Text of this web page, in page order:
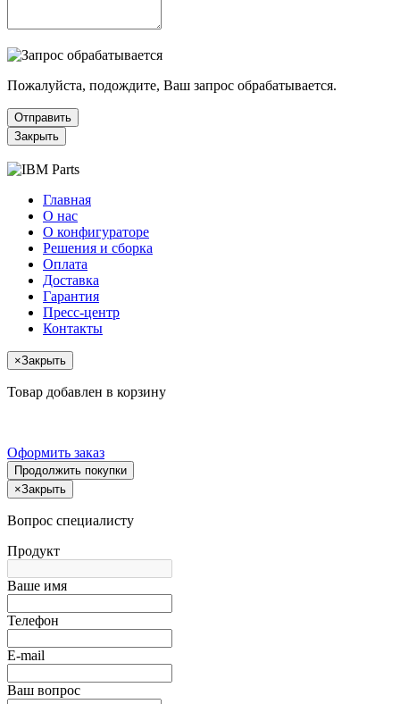
Пожалуйста, подождите, Ваш запрос обрабатывается.
Отправить
Закрыть
Главная
О нас
О конфигураторе
Решения и сборка
Оплата
Доставка
Гарантия
Пресс-центр
Контакты
×Закрыть
Товар добавлен в корзину
Оформить заказ
Продолжить покупки
×Закрыть
Вопрос специалисту
Продукт
Ваше имя
Телефон
E-mail
Ваш вопрос